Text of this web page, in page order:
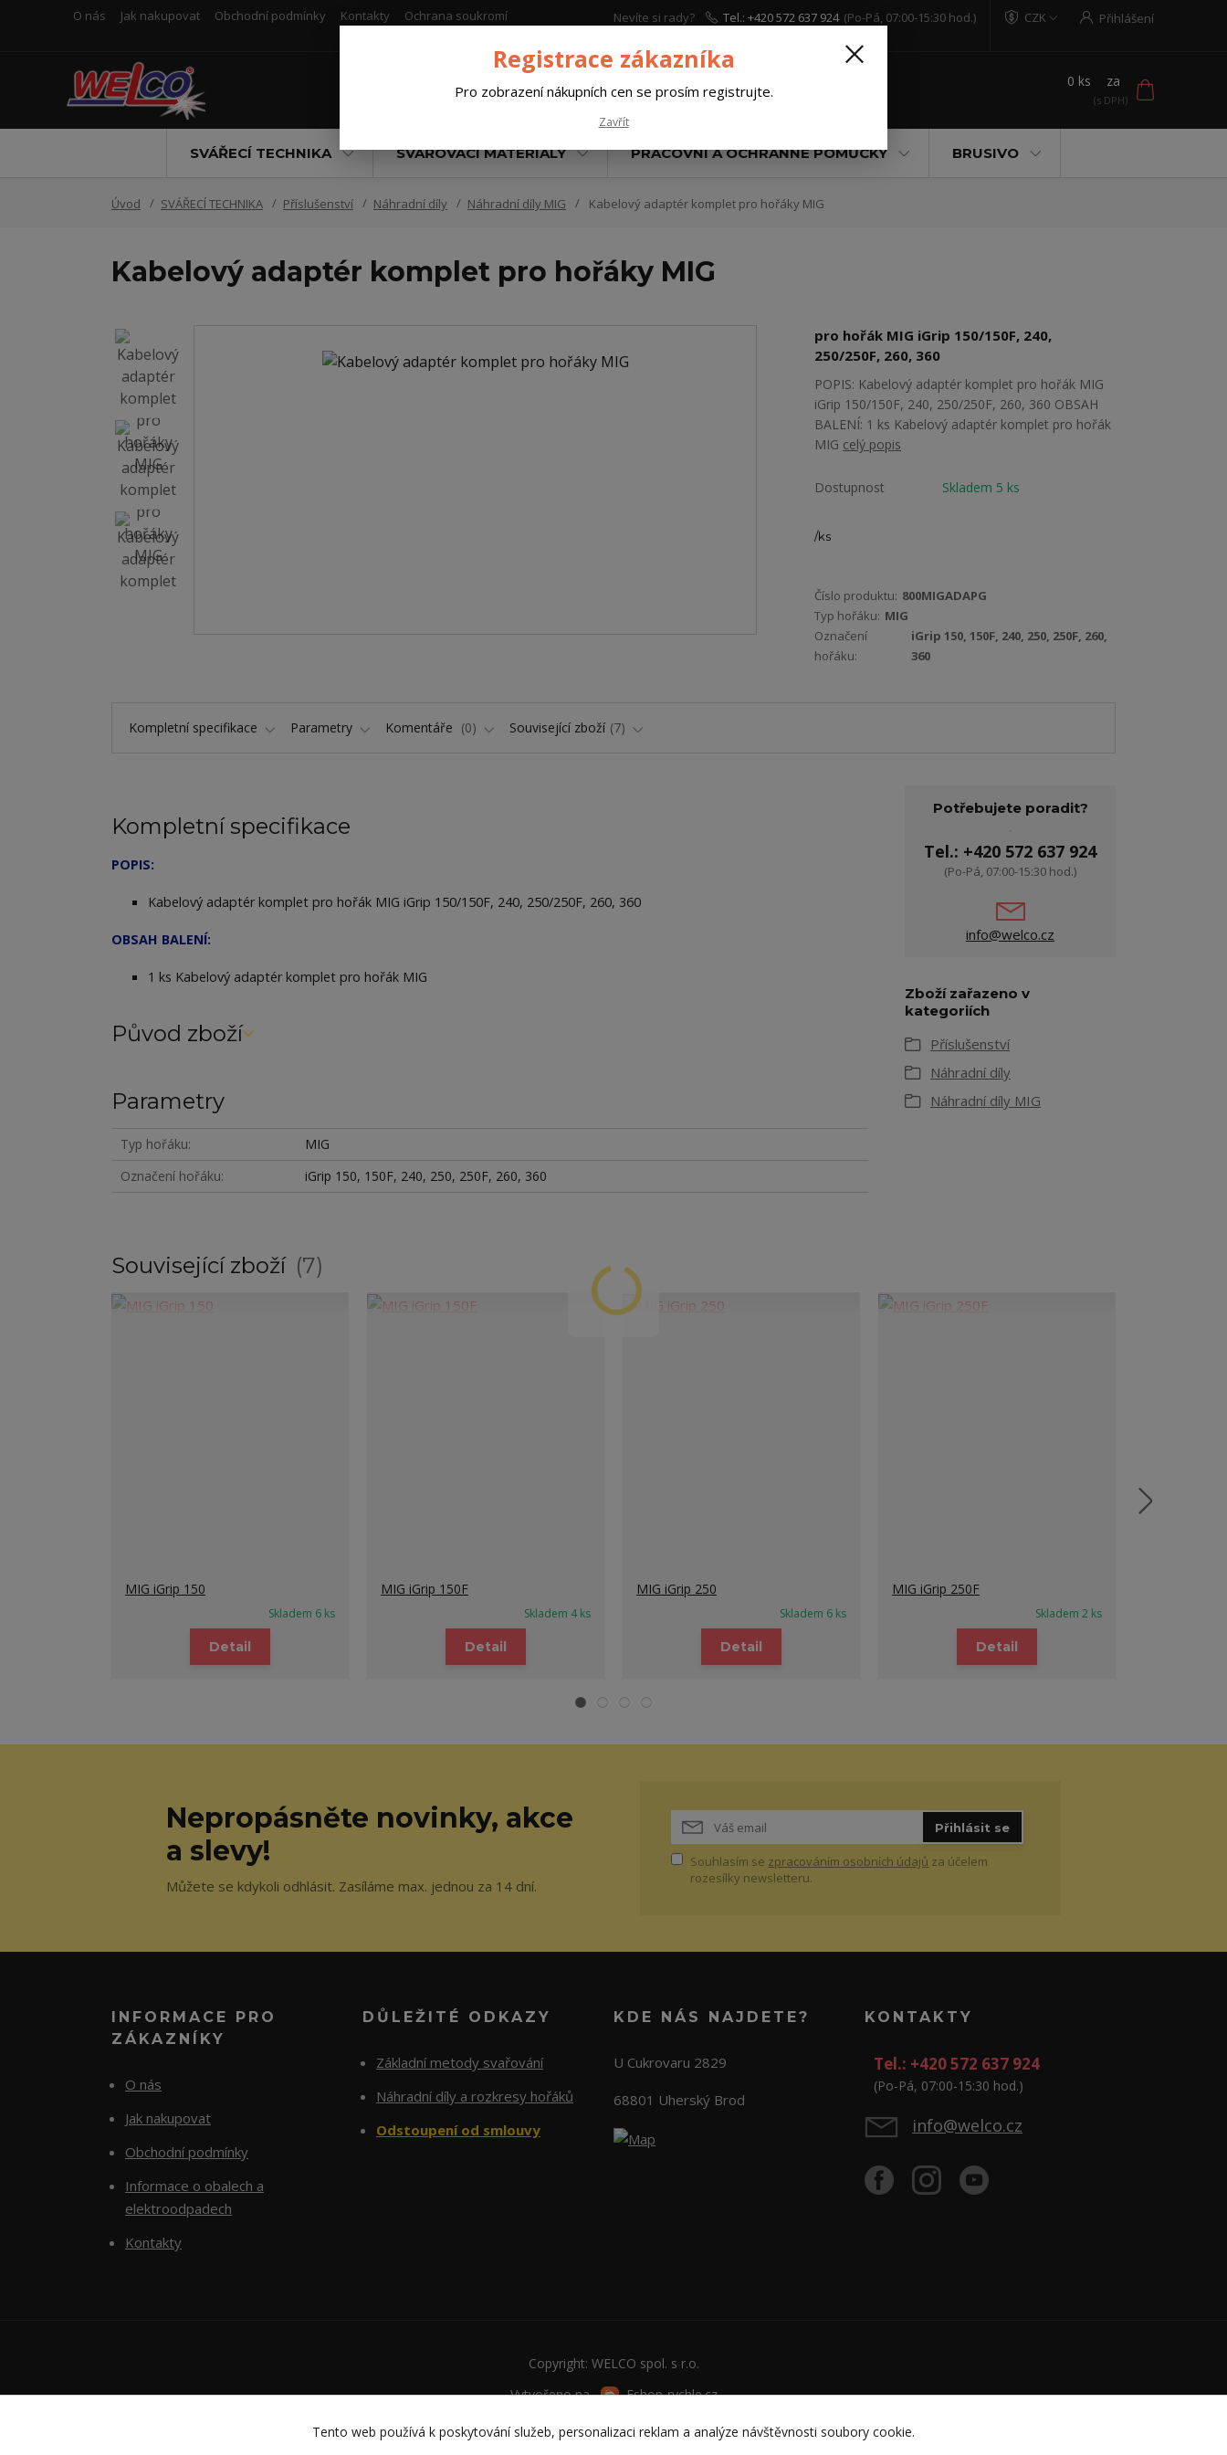
O nás Jak nakupovat Obchodní podmínky Kontakty Ochrana soukromí CZK Přihlášení
Nevíte si rady?
Tel.: +420 572 637 924 (Po-Pá, 07:00-15:30 hod.)
0 ks za
SVÁŘECÍ TECHNIKA SVAŘOVACÍ MATERIÁLY PRACOVNÍ A OCHRANNÉ POMŮCKY BRUSIVO
Úvod SVÁŘECÍ TECHNIKA Příslušenství Náhradní díly Náhradní díly MIG Kabelový adaptér komplet pro hořáky MIG
Kabelový adaptér komplet pro hořáky MIG
pro hořák MIG iGrip 150/150F, 240,
250/250F, 260, 360
POPIS: Kabelový adaptér komplet pro hořák MIG
iGrip 150/150F, 240, 250/250F, 260, 360 OBSAH
BALENÍ: 1 ks Kabelový adaptér komplet pro hořák
MIG celý popis
Dostupnost Skladem 5 ks
/ks
Číslo produktu: 800MIGADAPG
Typ hořáku: MIG
Označení
hořáku:
iGrip 150, 150F, 240, 250, 250F, 260,
360
Kompletní specifikace Parametry Komentáře 0 Související zboží 7
Kompletní specifikace
POPIS:
Kabelový adaptér komplet pro hořák MIG iGrip 150/150F, 240, 250/250F, 260, 360
OBSAH BALENÍ:
1 ks Kabelový adaptér komplet pro hořák MIG
Původ zboží
Parametry
Typ hořáku
MIG
Označení hořáku
iGrip 150, 150F, 240, 250, 250F, 260, 360
Potřebujete poradit?
Tel.: +420 572 637 924
(Po-Pá, 07:00-15:30 hod.)
info@welco.cz
Zboží zařazeno v
kategoriích
Příslušenství
Náhradní díly
Náhradní díly MIG
Související zboží 7
MIG iGrip 150
Skladem 6 ks
Detail
MIG iGrip 150F
Skladem 4 ks
Detail
MIG iGrip 250
Skladem 6 ks
Detail
MIG iGrip 250F
Skladem 2 ks
Detail
Nepropásněte novinky, akce
a slevy!
Můžete se kdykoli odhlásit. Zasíláme max. jednou za 14 dní.
Přihlásit se
Souhlasím se zpracováním osobních údajů za účelem
rozesílky newsletteru.
INFORMACE PRO
ZÁKAZNÍKY
O nás
Jak nakupovat
Obchodní podmínky
Informace o obalech a
elektroodpadech
Kontakty
DŮLEŽITÉ ODKAZY
Základní metody svařování
Náhradní díly a rozkresy hořáků
Odstoupení od smlouvy
KDE NÁS NAJDETE?
U Cukrovaru 2829
68801 Uherský Brod
KONTAKTY
Tel.: +420 572 637 924
(Po-Pá, 07:00-15:30 hod.)
info@welco.cz
Copyright: WELCO spol. s r.o.
Vytvořeno na
Eshop-rychle.cz
Registrace zákazníka
Pro zobrazení nákupních cen se prosím registrujte.
Zavřít
Tento web používá k poskytování služeb, personalizaci reklam a analýze návštěvnosti soubory cookie.